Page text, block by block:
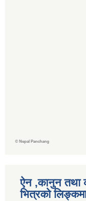
© Nepal Panchang
ऐन ,कानुन तथा
भित्रको